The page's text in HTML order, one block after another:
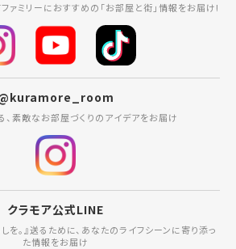
ァミリーにおすすめの「お部屋と街」情報をお届け!
、素敵なお部屋づくりのアイデアをお届け
クラモア公式LINE
しを。』送るために、あなたのライフシーンに寄り添っ
た情報をお届け